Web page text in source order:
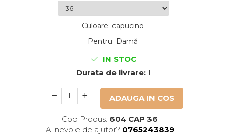
Culoare: capucino
Pentru: Damă
IN STOC
Durata de livrare: 1
ADAUGA IN COS
Cod Produs: 604 CAP 36
Ai nevoie de ajutor? 0765243839